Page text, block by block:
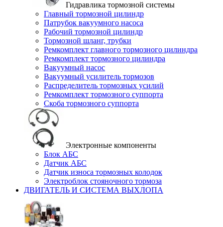
Гидравлика тормозной системы
Главный тормозной цилиндр
Патрубок вакуумного насоса
Рабочий тормозной цилиндр
Тормозной шланг, трубки
Ремкомплект главного тормозного цилиндра
Ремкомплект тормозного цилиндра
Вакуумный насос
Вакуумный усилитель тормозов
Распределитель тормозных усилий
Ремкомплект тормозного суппорта
Скоба тормозного суппорта
Электронные компоненты
Блок АБС
Датчик АБС
Датчик износа тормозных колодок
Электроблок стояночного тормоза
ДВИГАТЕЛЬ И СИСТЕМА ВЫХЛОПА